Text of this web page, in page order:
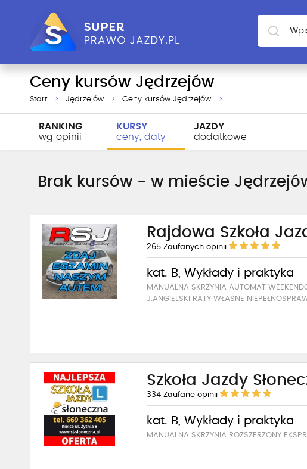
Ceny kursów Jędrzejów
Start Jędrzejów Ceny kursów Jędrzejów
RANKING
wg opinii
KURSY
ceny, daty
JAZDY
dodatkowe
Brak kursów - w mieście
Rajdowa Szkoła
265 Zaufanych opinii
kat. B, Wykłady i praktyka
MANUALNA SKRZYNIA AUTOMAT
J.ANGIELSKI RATY WŁASNE
Szkoła Jazdy
334 Zaufane opinii
kat. B, Wykłady i praktyka
MANUALNA SKRZYNIA ROZSZERZONY